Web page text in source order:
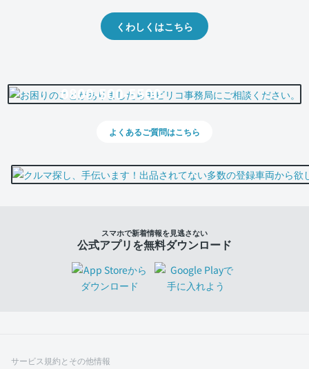
くわしくはこちら
0800-500-5500
よくあるご質問はこちら
スマホで新着情報を見逃さない
公式アプリを無料ダウンロード
サービス規約とその他情報